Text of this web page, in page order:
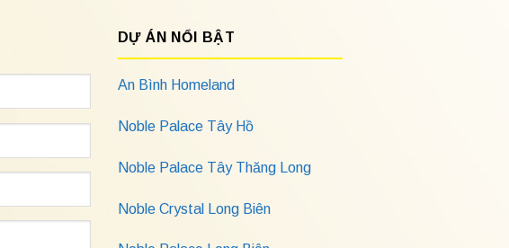
DỰ ÁN NỔI BẬT
An Bình Homeland
Noble Palace Tây Hồ
Noble Palace Tây Thăng Long
Noble Crystal Long Biên